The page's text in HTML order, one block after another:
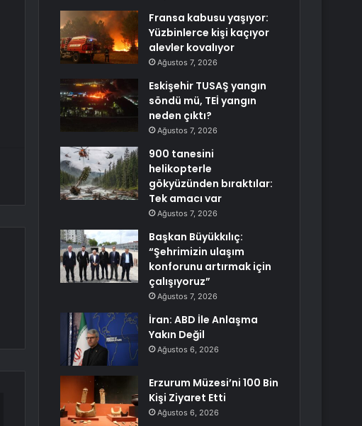
Fransa kabusu yaşıyor:
Yüzbinlerce kişi kaçıyor
alevler kovalıyor
Ağustos 7, 2026
Eskişehir TUSAŞ yangın
söndü mü, TEİ yangın
neden çıktı?
Ağustos 7, 2026
900 tanesini
helikopterle
gökyüzünden bıraktılar:
Tek amacı var
Ağustos 7, 2026
Başkan Büyükkılıç:
“Şehrimizin ulaşım
konforunu artırmak için
çalışıyoruz”
Ağustos 7, 2026
İran: ABD İle Anlaşma
Yakın Değil
Ağustos 6, 2026
Erzurum Müzesi’ni 100 Bin
Kişi Ziyaret Etti
Ağustos 6, 2026